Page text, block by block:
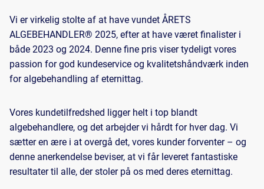
Vi er virkelig stolte af at have vundet ÅRETS
ALGEBEHANDLER® 2025, efter at have været finalister i
både 2023 og 2024. Denne fine pris viser tydeligt vores
passion for god kundeservice og kvalitetshåndværk inden
for algebehandling af eternittag.
Vores kundetilfredshed ligger helt i top blandt
algebehandlere, og det arbejder vi hårdt for hver dag. Vi
sætter en ære i at overgå det, vores kunder forventer – og
denne anerkendelse beviser, at vi får leveret fantastiske
resultater til alle, der stoler på os med deres eternittag.